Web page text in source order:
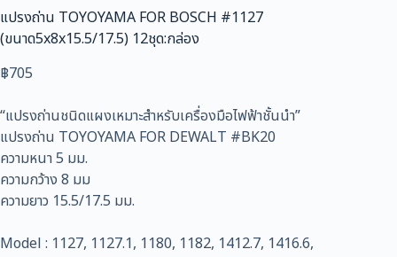
แปรงถ่าน TOYOYAMA FOR BOSCH #1127
(ขนาด5x8x15.5/17.5) 12ชุด:กล่อง
฿705
“แปรงถ่านชนิดแผงเหมาะสำหรับเครื่องมือไฟฟ้าชั้นนำ”
แปรงถ่าน TOYOYAMA FOR DEWALT #BK20
ความหนา 5 มม.
ความกว้าง 8 มม
ความยาว 15.5/17.5 มม.
Model : 1127, 1127.1, 1180, 1182, 1412.7, 1416.6,